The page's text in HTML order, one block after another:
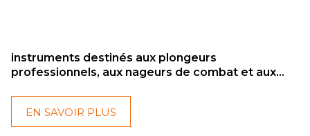
instruments destinés aux plongeurs
professionnels, aux nageurs de combat et aux
EN SAVOIR PLUS